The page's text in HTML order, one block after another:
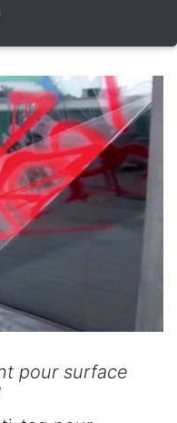
pour surface